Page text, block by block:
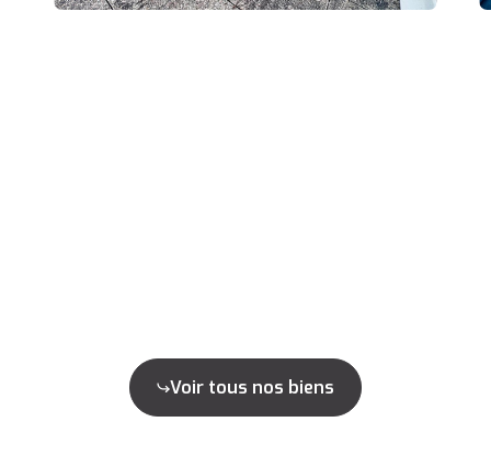
Voir tous nos biens